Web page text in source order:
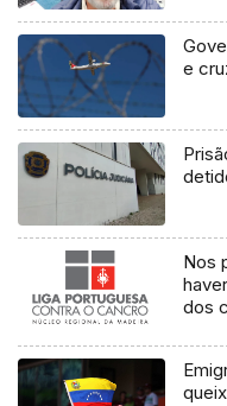
e
Nos
dos